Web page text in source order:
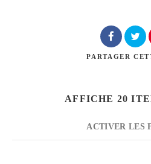
PARTAGER
AFFICHE 20
ACTIVER LES